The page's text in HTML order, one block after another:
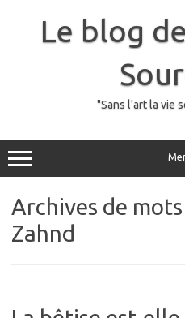
Le blog
"Sans l'art la vie
Archives de mots
Zahnd